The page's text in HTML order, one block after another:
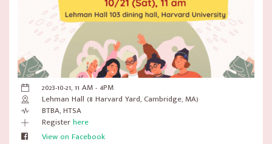
2023-10-21, 11 AM - 4PM
Lehman Hall (8 Harvard Yard, Cambridge, MA)
BTBA, HTSA
Registerhere
View on Facebook